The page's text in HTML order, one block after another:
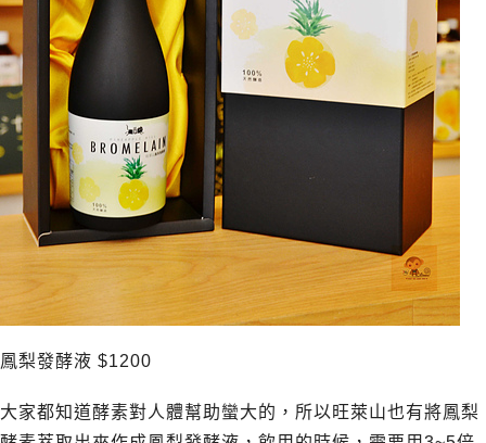
鳳梨發酵液 $1200
大家都知道酵素對人體幫助蠻大的，所以旺萊山也有將鳳梨